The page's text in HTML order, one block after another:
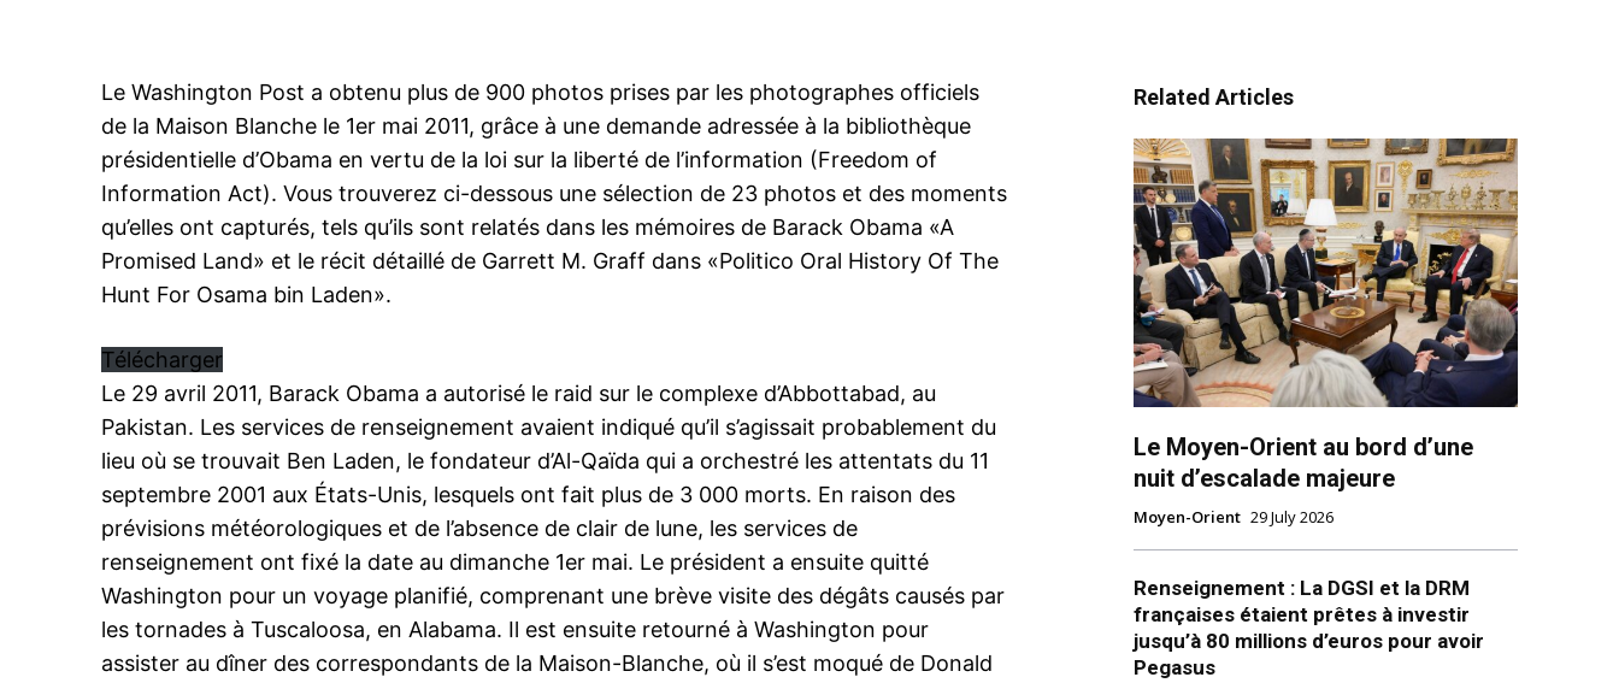
le1.ma
l'intelligence de
l'information
Insight Publications
À propos
Nous contacter
Le Washington Post a obtenu plus de 900 photos prises par les photographes officiels
de la Maison Blanche le 1er mai 2011, grâce à une demande adressée à la bibliothèque
présidentielle d’Obama en vertu de la loi sur la liberté de l’information (Freedom of
Information Act). Vous trouverez ci-dessous une sélection de 23 photos et des moments
qu’elles ont capturés, tels qu’ils sont relatés dans les mémoires de Barack Obama «A
Promised Land» et le récit détaillé de Garrett M. Graff dans «Politico Oral History Of The
Hunt For Osama bin Laden».
Télécharger
Le 29 avril 2011, Barack Obama a autorisé le raid sur le complexe d’Abbottabad, au
Pakistan. Les services de renseignement avaient indiqué qu’il s’agissait probablement du
lieu où se trouvait Ben Laden, le fondateur d’Al-Qaïda qui a orchestré les attentats du 11
septembre 2001 aux États-Unis, lesquels ont fait plus de 3 000 morts. En raison des
prévisions météorologiques et de l’absence de clair de lune, les services de
renseignement ont fixé la date au dimanche 1er mai. Le président a ensuite quitté
Washington pour un voyage planifié, comprenant une brève visite des dégâts causés par
les tornades à Tuscaloosa, en Alabama. Il est ensuite retourné à Washington pour
assister au dîner des correspondants de la Maison-Blanche, où il s’est moqué de Donald
Related Articles
Le Moyen-Orient au bord d’une
nuit d’escalade majeure
Moyen-Orient 29 July 2026
Renseignement : La DGSI et la DRM
françaises étaient prêtes à investir
jusqu’à 80 millions d’euros pour avoir
Pegasus